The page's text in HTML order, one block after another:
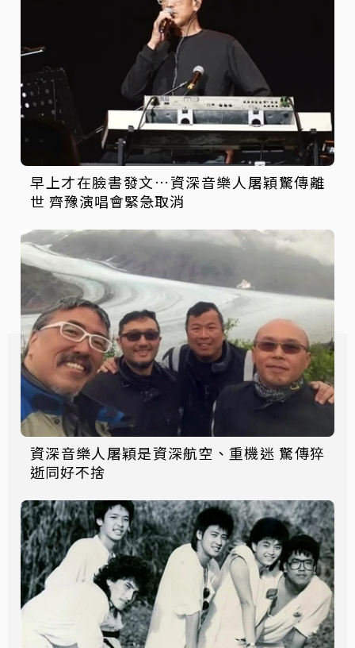
早上才在臉書發文…資深音樂人屠穎驚傳離
世 齊豫演唱會緊急取消
資深音樂人屠穎是資深航空、重機迷 驚傳猝
逝同好不捨